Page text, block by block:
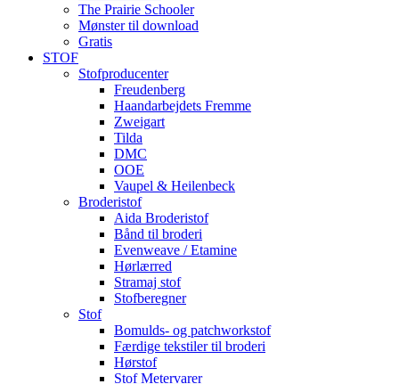
The Prairie Schooler
Mønster til download
Gratis
STOF
Stofproducenter
Freudenberg
Haandarbejdets Fremme
Zweigart
Tilda
DMC
OOE
Vaupel & Heilenbeck
Broderistof
Aida Broderistof
Bånd til broderi
Evenweave / Etamine
Hørlærred
Stramaj stof
Stofberegner
Stof
Bomulds- og patchworkstof
Færdige tekstiler til broderi
Hørstof
Stof Metervarer